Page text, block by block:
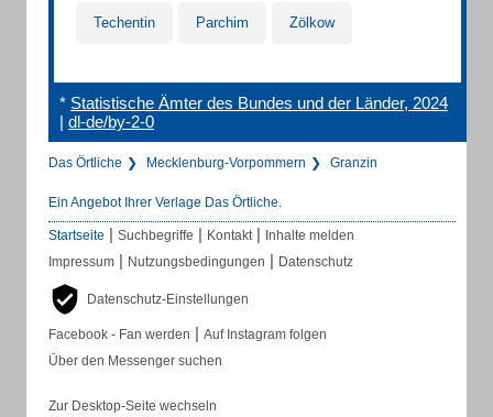
Techentin Parchim Zölkow
* Statistische Ämter des Bundes und der Länder, 2024
| dl-de/by-2-0
Das Örtliche Mecklenburg-Vorpommern Granzin
Ein Angebot Ihrer Verlage Das Örtliche.
Startseite | Suchbegriffe | Kontakt | Inhalte melden
Impressum | Nutzungsbedingungen | Datenschutz
Datenschutz-Einstellungen
Facebook - Fan werden | Auf Instagram folgen
Über den Messenger suchen
Zur Desktop-Seite wechseln